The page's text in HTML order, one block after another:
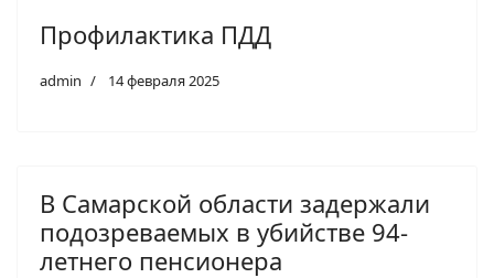
Профилактика ПДД
admin 14 февраля 2025
В Самарской области задержали
подозреваемых в убийстве 94-
летнего пенсионера